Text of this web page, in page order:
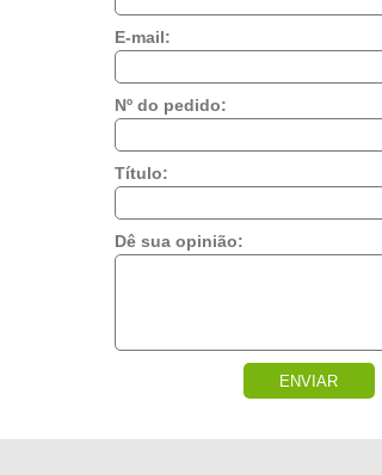
E-mail:
Nº do pedido:
Título:
Dê sua opinião:
ENVIAR